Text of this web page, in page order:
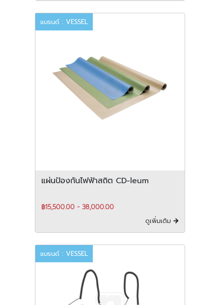
แบรนด์ : VESSEL
แผ่นป้องกันไฟฟ้าสถิต CD-leum
฿15,500.00 - 38,000.00
ดูเพิ่มเติม
แบรนด์ : VESSEL